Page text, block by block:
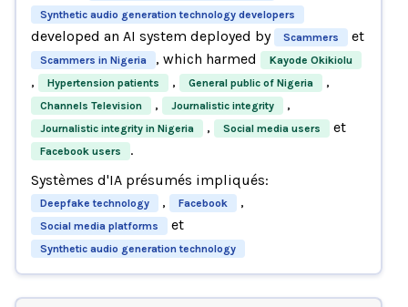
Synthetic audio generation technology developers
developed an AI system deployed by Scammers et
Scammers in Nigeria , which harmed Kayode Okikiolu
, Hypertension patients , General public of Nigeria ,
Channels Television , Journalistic integrity ,
Journalistic integrity in Nigeria , Social media users et
Facebook users
.
Systèmes d'IA présumés impliqués:
Deepfake technology , Facebook ,
Social media platforms et
Synthetic audio generation technology